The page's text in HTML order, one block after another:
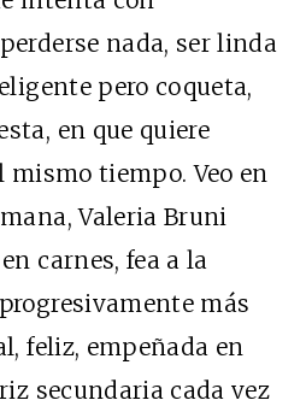
nada, ser linda
pero coqueta,
en que quiere
tiempo. Veo en
Valeria Bruni
carnes, fea a la
más
feliz, empeñada en
secundaria cada vez